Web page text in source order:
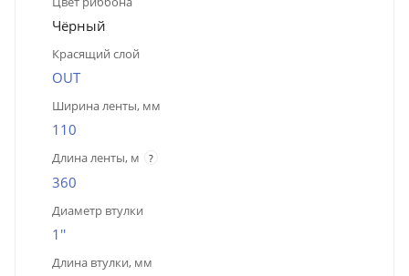
Чёрный
Красящий слой
OUT
Ширина ленты, мм
110
Длина ленты, м ?
360
Диаметр втулки
1''
Длина втулки, мм